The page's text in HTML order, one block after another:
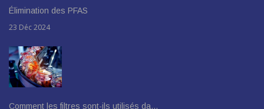
Élimination des PFAS
23 Déc 2024
Comment les filtres sont-ils utilisés da…